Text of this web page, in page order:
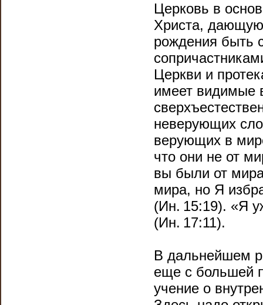
Церковь в
Христа, дающую
рождения быть
Церкви и
имеет видимые
неверующих
верующих в
что они не от
вы были от
мира, но Я
(Ин. 15:19). «Я
(Ин. 17:11).
В дальнейшем
еще с большей
учение о